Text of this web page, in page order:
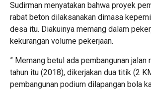
Sudirman menyatakan bahwa proyek
rabat beton dilaksanakan dimasa
desa itu. Diakuinya memang dalam
kekurangan volume pekerjaan.
” Memang betul ada pembangunan jalan
tahun itu (2018), dikerjakan dua titik (2
pembangunan podium dilapangan bola